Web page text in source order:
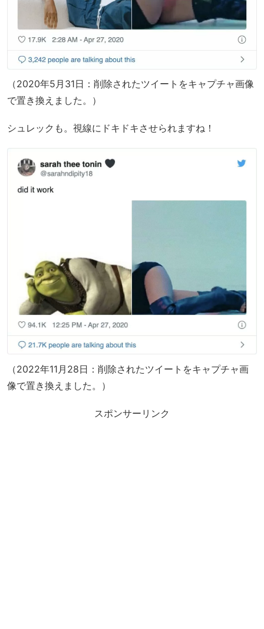
（2020年5月31日：削除されたツイートをキャプチャ画像
で置き換えました。）
シュレックも。視線にドキドキさせられますね！
（2022年11月28日：削除されたツイートをキャプチャ画
像で置き換えました。）
スポンサーリンク